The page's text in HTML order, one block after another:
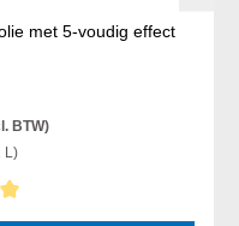
met 5-voudig effect
BTW)
L)
5 sterren